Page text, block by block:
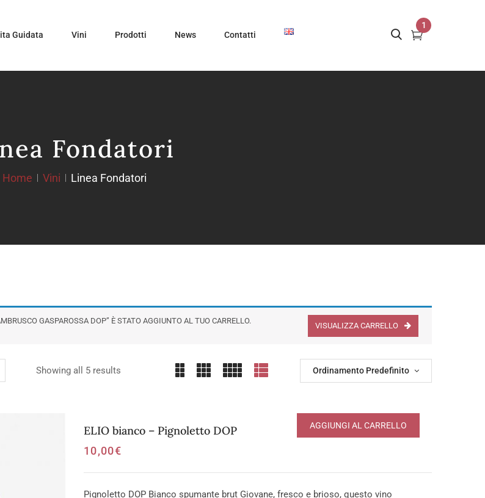
Guidata Vini Prodotti News Contatti
1
Fondatori
Home Vini Linea Fondatori
GASPAROSSA DOP” È STATO AGGIUNTO AL TUO CARRELLO.
VISUALIZZA CARRELLO
Showing all 5 results Ordinamento Predefinito
ELIO bianco – Pignoletto DOP
10,00€
AGGIUNGI AL CARRELLO
Pignoletto DOP Bianco spumante brut Giovane, fresco e brioso, questo vino